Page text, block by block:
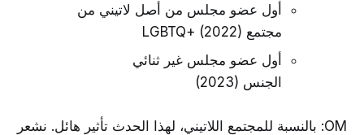
أول عضو مجلس من أصل لاتيني من
مجتمع LGBTQ+ (2022)
أول عضو مجلس غير ثنائي
الجنس (2023)
OM: بالنسبة للمجتمع اللاتيني، لهذا الحدث تأثير هائل. نشعر